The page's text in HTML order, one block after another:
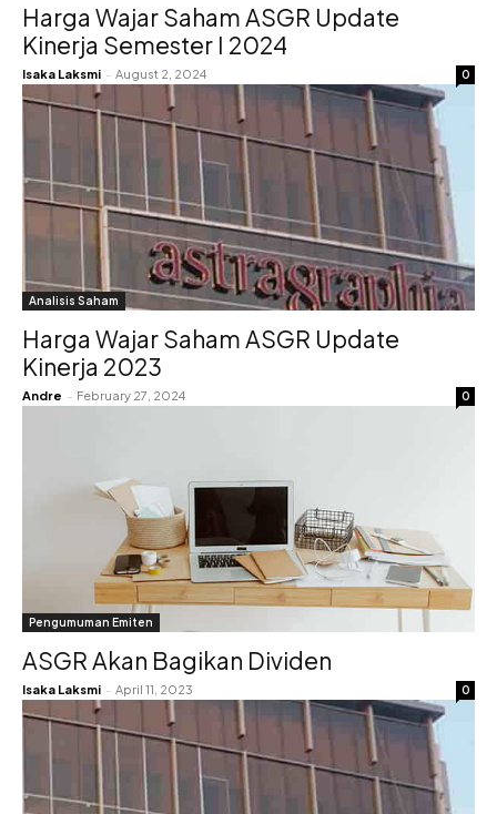
Harga Wajar Saham ASGR Update
Kinerja Semester I 2024
Isaka Laksmi - August 2, 2024 0
Analisis Saham
Harga Wajar Saham ASGR Update
Kinerja 2023
Andre - February 27, 2024 0
Pengumuman Emiten
ASGR Akan Bagikan Dividen
Isaka Laksmi - April 11, 2023 0